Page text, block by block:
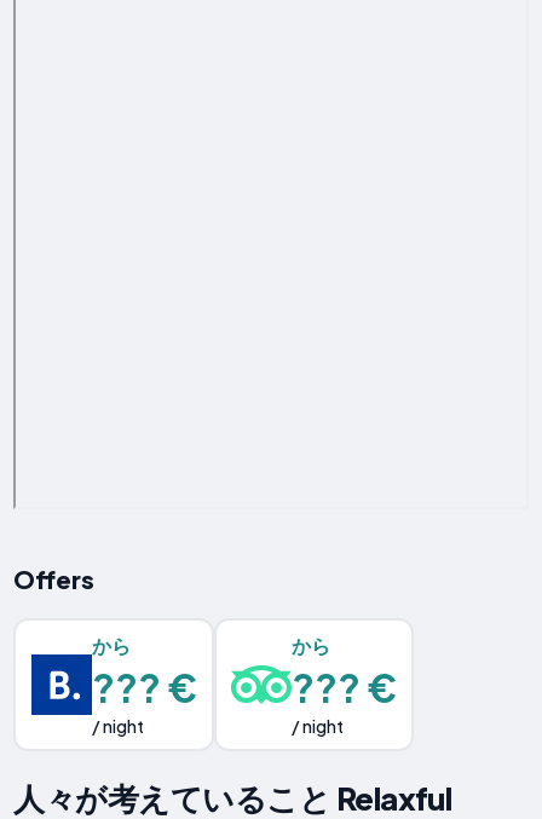
Offers
から
??? €
/ night
から
??? €
/ night
人々が考えていること Relaxful